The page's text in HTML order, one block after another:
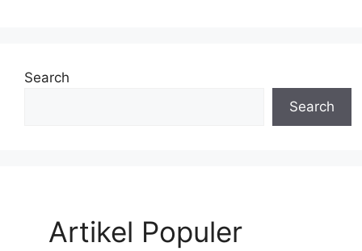
Search
Search
Artikel Populer